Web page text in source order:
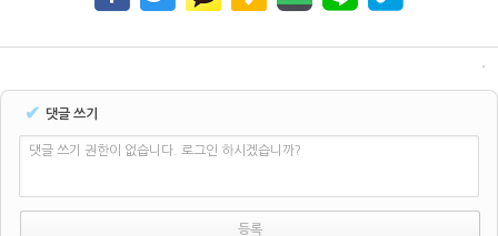
✔ 댓글 쓰기
댓글 쓰기 권한이 없습니다. 로그인 하시겠습니까?